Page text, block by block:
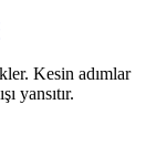
Kesin adımlar
yansıtır.